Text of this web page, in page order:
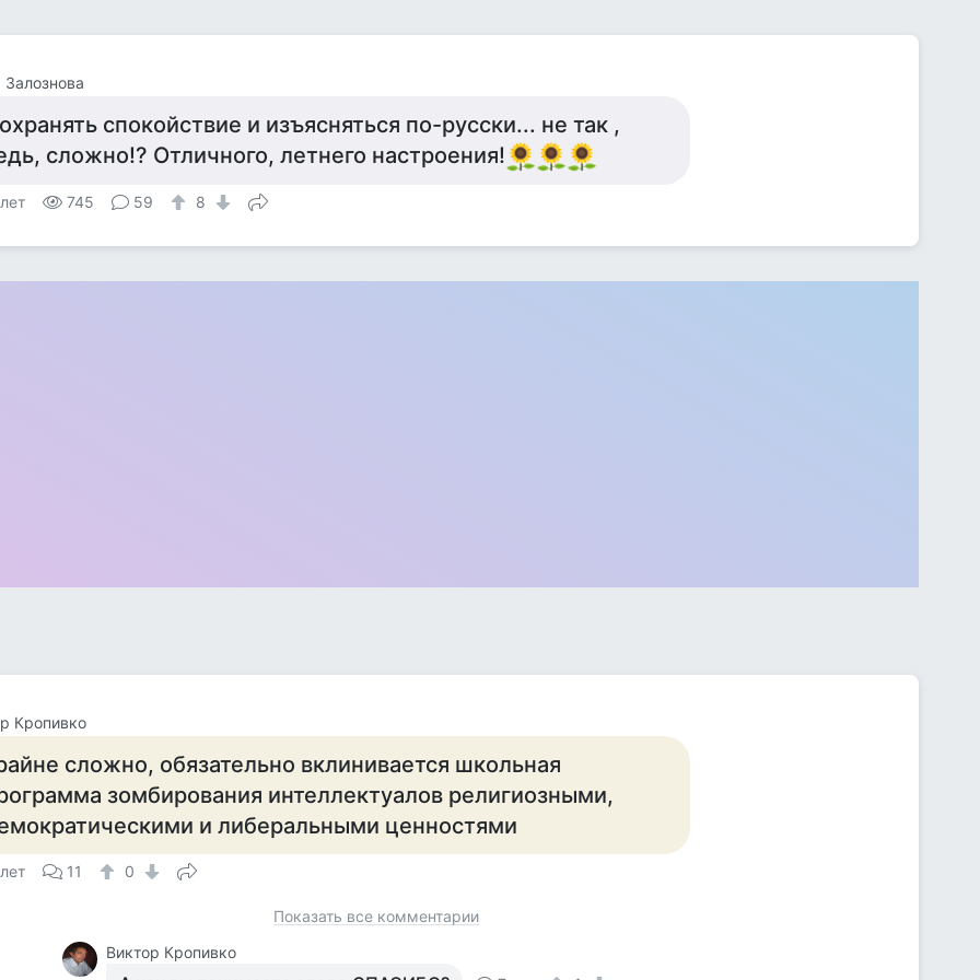
Залознова
спокойствие и изъясняться по-русски... не так ,
сложно!? Отличного, летнего настроения!
745 59 8
Кропивко
сложно, обязательно вклинивается школьная
зомбирования интеллектуалов религиозными,
и либеральными ценностями
11 0
Показать все комментарии
Виктор Кропивко